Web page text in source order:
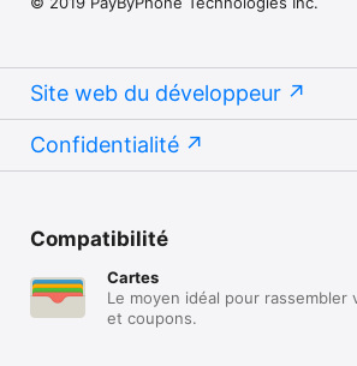
Site web du développeur
Confidentialité
Compatibilité
Cartes
Le moyen idéal pour rassembler
et coupons.